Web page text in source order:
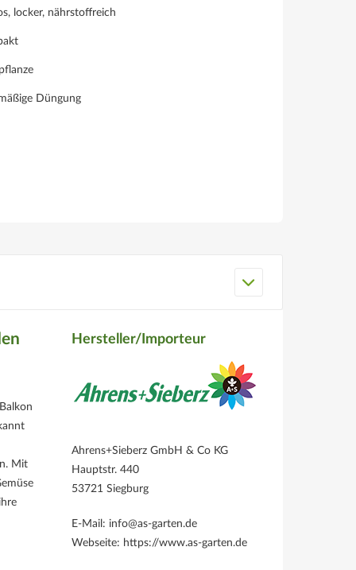
locker, nährstoffreich
Düngung
Mit
Hersteller/Importeur
Ahrens+Sieberz GmbH & Co KG
Hauptstr. 440
53721 Siegburg
E-Mail: info@as-garten.de
Webseite: https://www.as-garten.de